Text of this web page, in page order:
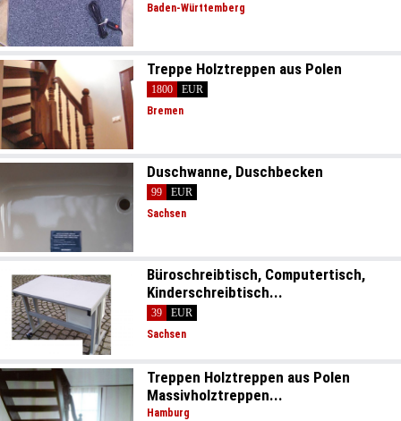
Baden-Württemberg
Treppe Holztreppen aus Polen
1800
EUR
Bremen
Duschwanne, Duschbecken
99
EUR
Sachsen
Büroschreibtisch, Computertisch,
Kinderschreibtisch...
39
EUR
Sachsen
Treppen Holztreppen aus Polen
Massivholztreppen...
Hamburg